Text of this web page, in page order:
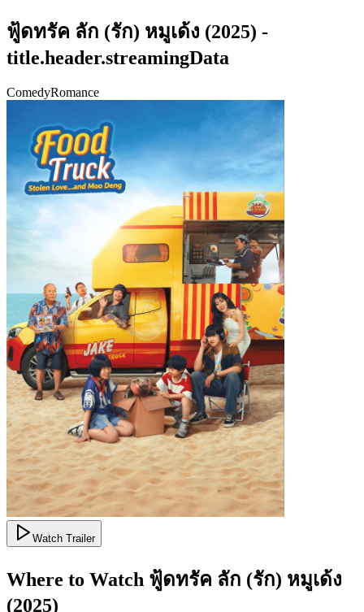
ฟู้ดทรัค ลัก (รัก) หมูเด้ง (2025) -
title.header.streamingData
ComedyRomance
Watch Trailer
Where to Watch ฟู้ดทรัค ลัก (รัก) หมูเด้ง
(2025)